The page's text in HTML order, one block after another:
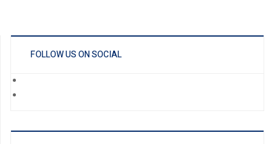
FOLLOW US ON SOCIAL